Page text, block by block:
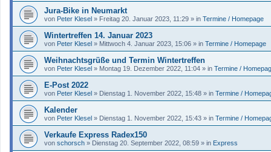
Jura-Bike in Neumarkt
von Peter Klesel » Freitag 20. Januar 2023, 11:29 » in Termine / Homepage
Wintertreffen 14. Januar 2023
von Peter Klesel » Mittwoch 4. Januar 2023, 15:06 » in Termine / Homepage
Weihnachtsgrüße und Termin Wintertreffen
von Peter Klesel » Montag 19. Dezember 2022, 11:04 » in Termine /
E-Post 2022
von Peter Klesel » Dienstag 1. November 2022, 15:48 » in Termine /
Kalender
von Peter Klesel » Dienstag 1. November 2022, 15:43 » in Termine /
Verkaufe Express Radex150
von schorsch » Dienstag 20. September 2022, 08:59 » in Express